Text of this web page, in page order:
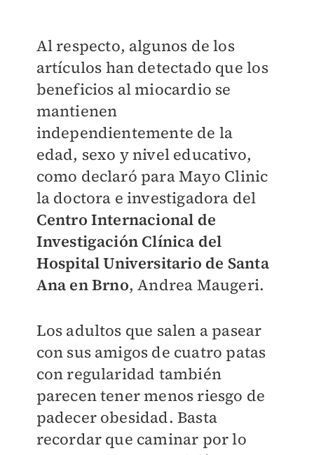
Al respecto, algunos de los
artículos han detectado que los
beneficios al miocardio se
mantienen
independientemente de la
edad, sexo y nivel educativo,
como declaró para Mayo Clinic
la doctora e investigadora del
Centro Internacional de
Investigación Clínica del
Hospital Universitario de Santa
Ana en Brno, Andrea Maugeri.
Los adultos que salen a pasear
con sus amigos de cuatro patas
con regularidad también
parecen tener menos riesgo de
padecer obesidad. Basta
recordar que caminar por lo